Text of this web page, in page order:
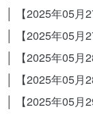
│ 【2025年05
│ 【2025年05
│ 【2025年05
│ 【2025年05
│ 【2025年05